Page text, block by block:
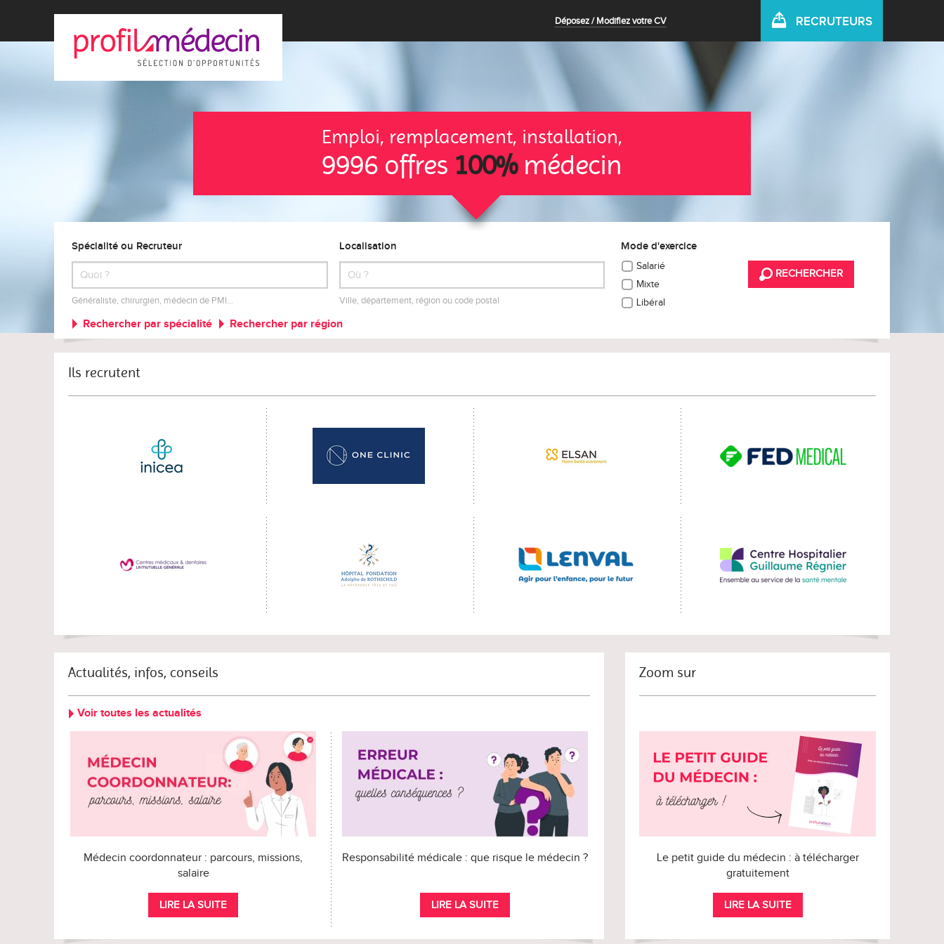
Déposez / Modifiez votre CV RECRUTEURS
Emploi, remplacement, installation,
9996 offres 100%médecin
Spécialité ou Recruteur
Généraliste, chirurgien, médecin de PMI…
Localisation
Ville, département, région ou code postal
Mode d'exercice
Salarié
Mixte
Libéral
RECHERCHER
Rechercher par spécialité Rechercher par région
Ils recrutent
Actualités, infos, conseils
Voir toutes les actualités
Médecin coordonnateur : parcours, missions,
salaire
LIRE LA SUITE
Responsabilité médicale : que risque le médecin ?
LIRE LA SUITE
Zoom sur
Le petit guide du médecin : à télécharger
gratuitement
LIRE LA SUITE